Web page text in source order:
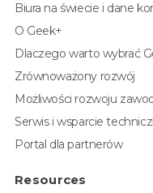
Biura na świecie i dane
O Geek+
Dlaczego warto wybrać
Zrównoważony rozwój
Możliwości rozwoju
Serwis i wsparcie
Portal dla partnerów
Resources